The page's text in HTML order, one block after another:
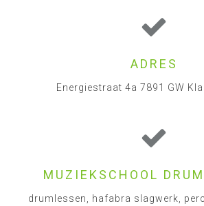
ADRES
Energiestraat 4a 7891 GW
MUZIEKSCHOOL
drumlessen, hafabra slagwerk,